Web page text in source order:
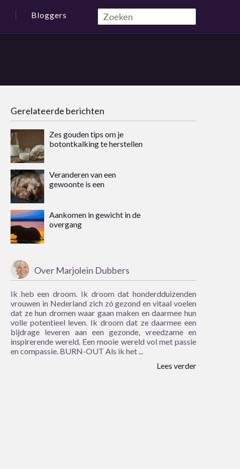
Bloggers
Gerelateerde berichten
Zes gouden tips om je
botontkalking te herstellen
Veranderen van een
gewoonte is een
Aankomen in gewicht in de
overgang
Over Marjolein Dubbers
Ik heb een droom. Ik droom dat honderdduizenden
vrouwen in Nederland zich zó gezond en vitaal voelen
dat ze hun dromen waar gaan maken en daarmee hun
volle potentieel leven. Ik droom dat ze daarmee een
bijdrage leveren aan een gezonde, vreedzame en
inspirerende wereld. Een mooie wereld vol met passie
en compassie. BURN-OUT Als ik het ...
Lees verder